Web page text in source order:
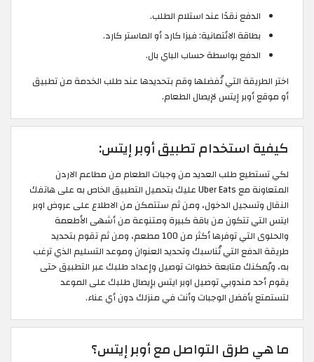
الدفع نقدًا عند استلام الطلب.
بطاقة الائتمانية: فيزا كارد أو الماستر كارد.
الدفع بواسطة حساب الباي بال.
اختر الطريقة التي تُفضلها وقم بتحديدها عند طلب الخدمة من تطبيق
أو موقع أوبر إيتس لإيصال الطعام.
كيفية استخدام تطبيق أوبر إيتس:
لكي تستطيع طلب العديد من وجبات الطعام من مطاعم الاردن
المتعاونة مع Uber Eats عليك بتحميل التطبيق الخاص به على هاتفك
النقال وتسجيل الدخول، ومن ثم ستتمكن من الاطلاع على عروض اوبر
ايتس التي تتكون من باقة كبيرة ومتنوعة من أشهى الأطعمة
والحلوى التي توفرها أكثر من 100 مطعم، ومن ثم تقوم بتحديد
طريقة الدفع التي تُناسبك وتحديد العنوان وموعد التسليم الذي ترغب
به، ويُمكنك متابعة خطوات توصيل وإعداد طلبك عبر التطبيق حتى
يقوم أحد مندوبي توصيل اوبر ايتس بإيصال طلبك على الموعد
لتستمتع بأفضل الوجبات وأنت في منزلك دون أي عناء.
ما هي طرق التواصل مع أوبر إيتس؟